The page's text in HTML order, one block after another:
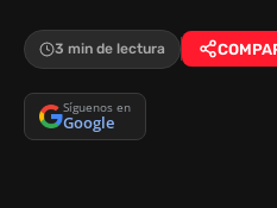
3 min de lectura
Síguenos en
Google